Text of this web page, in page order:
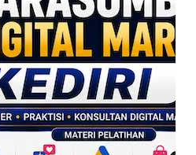
Narasumber
Digital Marketing
Kediri: Membangun
Strategi
Pemasaran
Berbasis Data
untuk Bisnis yang
Bertumbuh